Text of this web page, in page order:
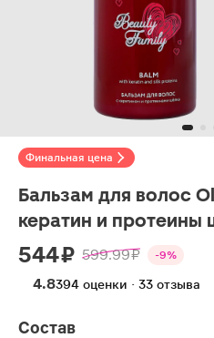
Финальная цена
Бальзам для волос
кератин и протеины
544 ₽ 599.99 ₽ -9%
4.8394 оценки · 33 отзыва
Состав